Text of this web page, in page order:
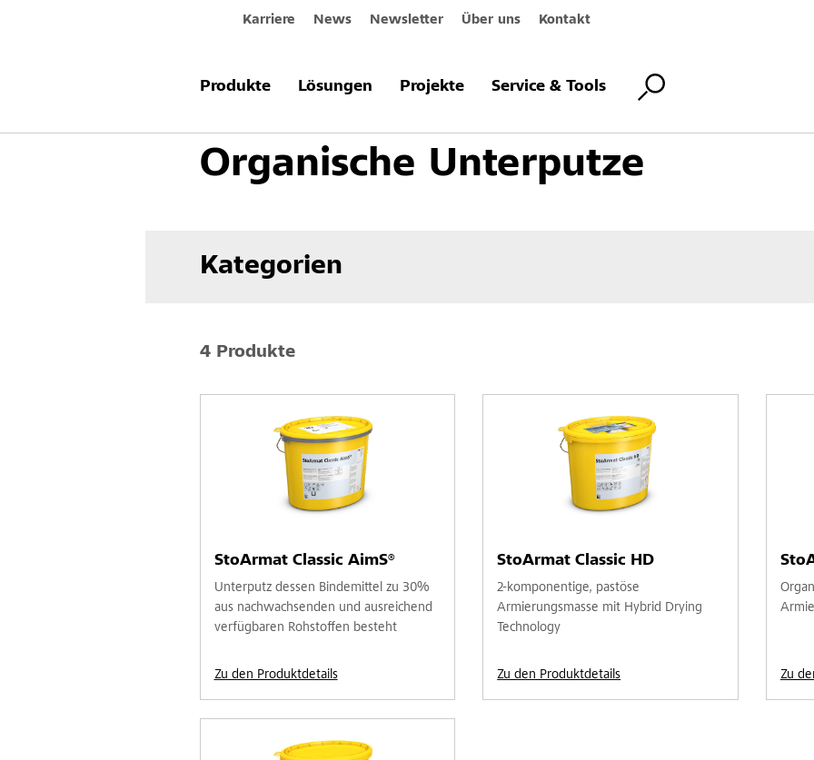
Karriere News Newsletter Über uns Kontakt
Produkte Lösungen Projekte Service & Tools
Produkte & Systeme Fassade Fassadenbeschichtungen Unterputze Organische Unterputze
Organische Unterputze
Kategorien
4 Produkte
StoArmat Classic AimS®
Unterputz dessen Bindemittel zu 30%
aus nachwachsenden und ausreichend
verfügbaren Rohstoffen besteht
Zu den Produktdetails
StoArmat Classic HD
2-komponentige, pastöse
Armierungsmasse mit Hybrid Drying
Technology
Zu den Produktdetails Zu